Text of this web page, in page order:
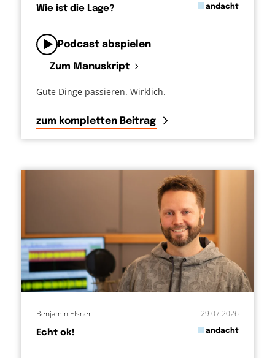
Wie ist die Lage?
inandacht
Podcast abspielen
Zum Manuskript
Gute Dinge passieren. Wirklich.
zum kompletten Beitrag
Echt ok!
29.07.2026
inandacht
Benjamin Elsner